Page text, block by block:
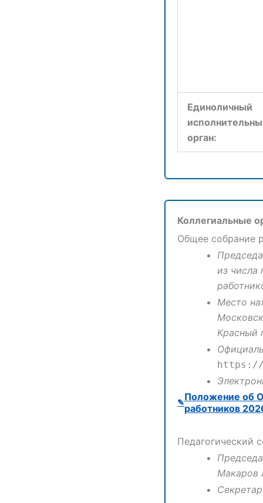
Единоличный
орган:
Коллегиальные
Общее собрание
из числа
Место
Красный
https://
Положение об
работников
Педагогический
Макаров